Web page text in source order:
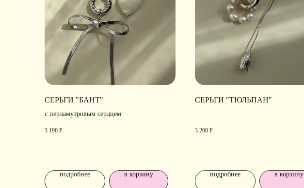
СЕРЬГИ "БАНТ"
с перламутровым сердцем
3 190 Р.
подробнее в корзину
СЕРЬГИ "ТЮЛЬПАН"
3 200 Р.
подробнее в корзину